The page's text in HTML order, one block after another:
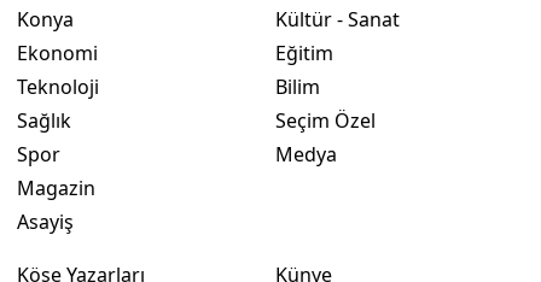
Konya
Ekonomi
Teknoloji
Sağlık
Spor
Magazin
Asayiş
Kültür - Sanat
Eğitim
Bilim
Seçim Özel
Medya
Köşe Yazarları
Künye